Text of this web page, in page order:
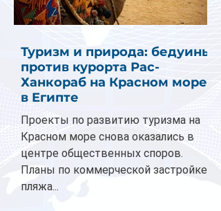
Туризм и природа: бедуины
против курорта Рас-
Ханкораб на Красном море
в Египте
Проекты по развитию туризма на
Красном море снова оказались в
центре общественных споров.
Планы по коммерческой застройке
пляжа...